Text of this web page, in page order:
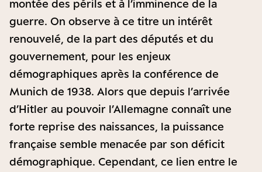
montée des périls et à l’imminence de la
guerre. On observe à ce titre un intérêt
renouvelé, de la part des députés et du
gouvernement, pour les enjeux
démographiques après la conférence de
Munich de 1938. Alors que depuis l’arrivée
d’Hitler au pouvoir l’Allemagne connaît une
forte reprise des naissances, la puissance
française semble menacée par son déficit
démographique. Cependant, ce lien entre le